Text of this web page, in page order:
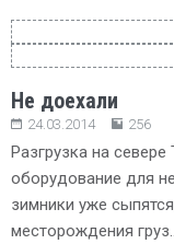
Не доехали
24.03.2014 256
Разгрузка на
оборудование для
зимники уже
месторождения